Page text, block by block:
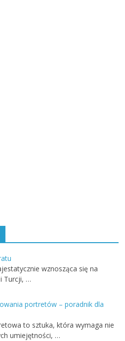
wznosząca się na
Turcji, …
portretów – poradnik dla
to sztuka, która wymaga nie
umiejętności, …